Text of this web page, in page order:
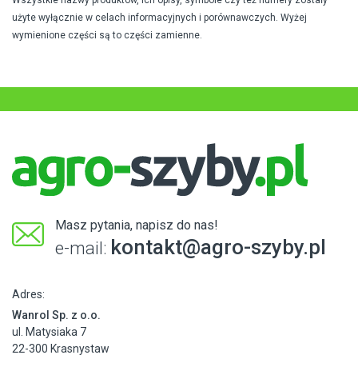
użyte wyłącznie w celach informacyjnych i porównawczych. Wyżej
wymienione części są to części zamienne.
Masz pytania, napisz do nas!
e-mail: kontakt@agro-szyby.pl
Adres:
Wanrol Sp. z o.o.
ul. Matysiaka 7
22-300 Krasnystaw